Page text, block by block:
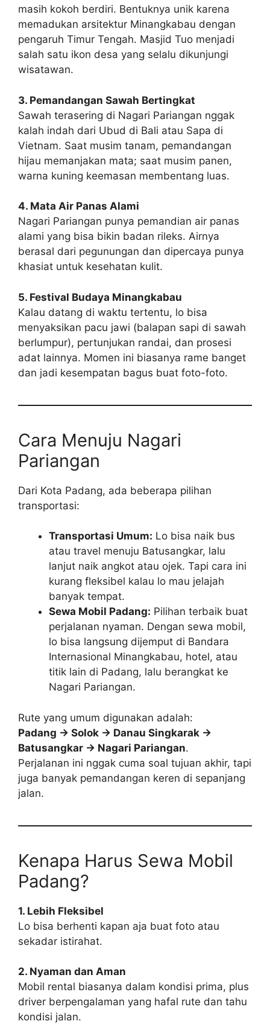
masih kokoh berdiri. Bentuknya unik karena
memadukan arsitektur Minangkabau dengan
pengaruh Timur Tengah. Masjid Tuo menjadi
salah satu ikon desa yang selalu dikunjungi
wisatawan.
3. Pemandangan Sawah Bertingkat
Sawah terasering di Nagari Pariangan nggak
kalah indah dari Ubud di Bali atau Sapa di
Vietnam. Saat musim tanam, pemandangan
hijau memanjakan mata; saat musim panen,
warna kuning keemasan membentang luas.
4. Mata Air Panas Alami
Nagari Pariangan punya pemandian air panas
alami yang bisa bikin badan rileks. Airnya
berasal dari pegunungan dan dipercaya punya
khasiat untuk kesehatan kulit.
5. Festival Budaya Minangkabau
Kalau datang di waktu tertentu, lo bisa
menyaksikan pacu jawi (balapan sapi di sawah
berlumpur), pertunjukan randai, dan prosesi
adat lainnya. Momen ini biasanya rame banget
dan jadi kesempatan bagus buat foto-foto.
Cara Menuju Nagari
Pariangan
Dari Kota Padang, ada beberapa pilihan
transportasi:
Transportasi Umum: Lo bisa naik bus
atau travel menuju Batusangkar, lalu
lanjut naik angkot atau ojek. Tapi cara ini
kurang fleksibel kalau lo mau jelajah
banyak tempat.
Sewa Mobil Padang: Pilihan terbaik buat
perjalanan nyaman. Dengan sewa mobil,
lo bisa langsung dijemput di Bandara
Internasional Minangkabau, hotel, atau
titik lain di Padang, lalu berangkat ke
Nagari Pariangan.
Rute yang umum digunakan adalah:
Padang → Solok → Danau Singkarak →
Batusangkar → Nagari Pariangan.
Perjalanan ini nggak cuma soal tujuan akhir, tapi
juga banyak pemandangan keren di sepanjang
jalan.
Kenapa Harus Sewa Mobil
Padang?
1. Lebih Fleksibel
Lo bisa berhenti kapan aja buat foto atau
sekadar istirahat.
2. Nyaman dan Aman
Mobil rental biasanya dalam kondisi prima, plus
driver berpengalaman yang hafal rute dan tahu
kondisi jalan.